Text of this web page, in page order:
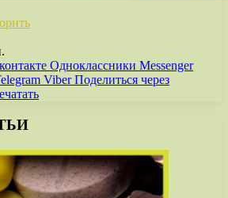
Одноклассники Messenger
Viber Поделиться через